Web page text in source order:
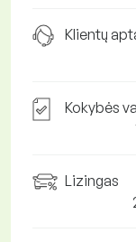
Klientų
Kokybės
Lizingas